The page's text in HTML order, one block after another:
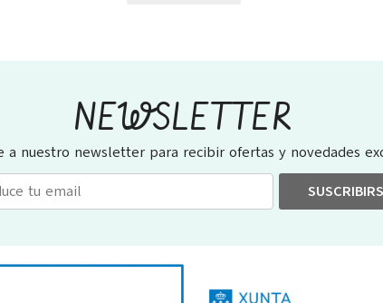
NEWSLETTER
a nuestro newsletter para recibir ofertas y novedades